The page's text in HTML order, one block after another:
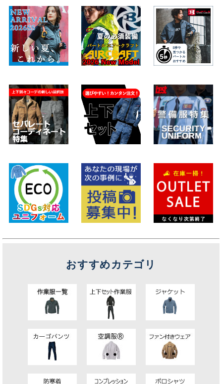
おすすめカテゴリ